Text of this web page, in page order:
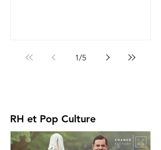
1/5
RH et Pop Culture